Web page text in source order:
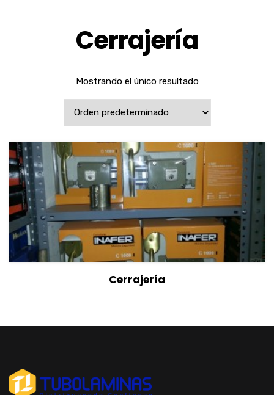
Cerrajería
Mostrando el único resultado
Cerrajería